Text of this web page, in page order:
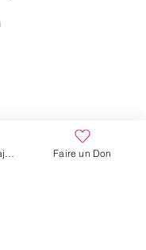
Blanchards, 1233 Bernex
Loëx, 1233 Bernex
Faire un Don